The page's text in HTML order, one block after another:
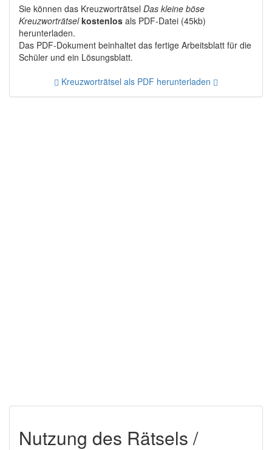
Sie können das Kreuzworträtsel Das kleine böse
Kreuzworträtsel kostenlos als PDF-Datei (45kb)
herunterladen.
Das PDF-Dokument beinhaltet das fertige Arbeitsblatt für die
Schüler und ein Lösungsblatt.
Kreuzworträtsel als PDF herunterladen
Nutzung des Rätsels /